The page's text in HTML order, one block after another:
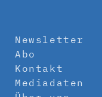
Newsletter
Abo
Kontakt
Mediadaten